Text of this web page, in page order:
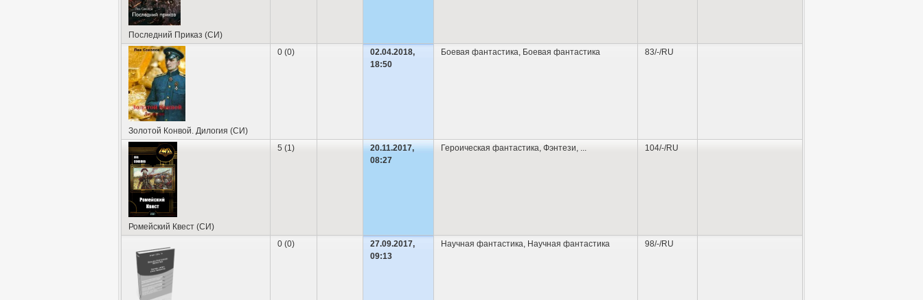
Последний Приказ (СИ)
Золотой Конвой. Дилогия (СИ)
0 (0)
02.04.2018,
18:50
Боевая фантастика Боевая фантастика 83/-/RU
Ромейский Квест (СИ)
5 (1)
20.11.2017,
08:27
Героическая фантастика Фэнтези 104/-/RU
0 (0)
27.09.2017,
09:13
Научная фантастика Научная фантастика 98/-/RU